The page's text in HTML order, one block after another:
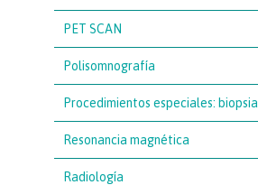
PET SCAN
Polisomnografía
Procedimientos especiales: biopsia
Resonancia magnética
Radiología